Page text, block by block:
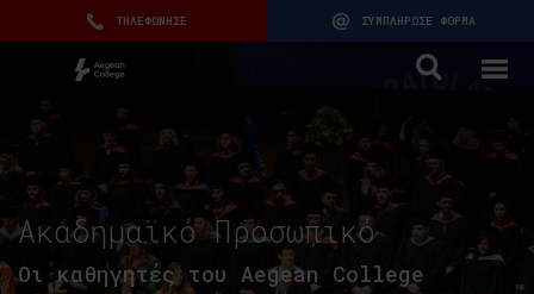
ΤΗΛΕΦΩΝΗΣΕ ΣΥΜΠΛΗΡΩΣΕ ΦΟΡΜΑ
Ακαδημαϊκό Προσωπικό
Οι καθηγητές του Aegean College